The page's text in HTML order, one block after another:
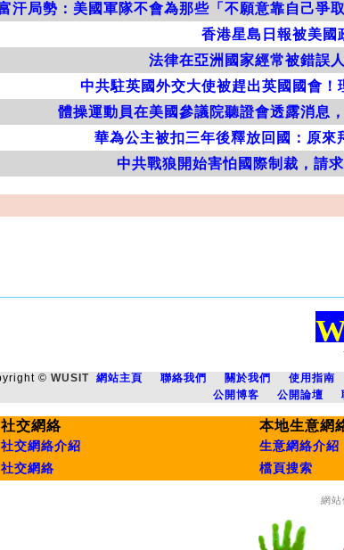
汗局勢：美國軍隊不會為那些「不願意靠自己爭
香港星島日報被美國
法律在亞洲國家經常被錯誤
中共駐英國外交大使被趕出英國國會！
體操運動員在美國參議院聽證會透露消息
華為公主被扣三年後釋放回國：原
中共戰狼開始害怕國際制裁，請
© WUSIT 網站主頁 聯絡我們 關於我們 使用指南
公開博客
公開論壇
社交網絡
社交網絡介紹
社交網絡
本地生意網
生意網絡介紹
檔頁搜索
網